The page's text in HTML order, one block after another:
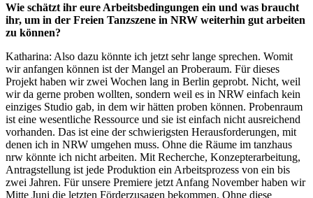
Wie schätzt ihr eure Arbeitsbedingungen ein und was braucht
ihr, um in der Freien Tanzszene in NRW weiterhin gut arbeiten
zu können?
Katharina: Also dazu könnte ich jetzt sehr lange sprechen. Womit
wir anfangen können ist der Mangel an Proberaum. Für dieses
Projekt haben wir zwei Wochen lang in Berlin geprobt. Nicht, weil
wir da gerne proben wollten, sondern weil es in NRW einfach kein
einziges Studio gab, in dem wir hätten proben können. Probenraum
ist eine wesentliche Ressource und sie ist einfach nicht ausreichend
vorhanden. Das ist eine der schwierigsten Herausforderungen, mit
denen ich in NRW umgehen muss. Ohne die Räume im tanzhaus
nrw könnte ich nicht arbeiten. Mit Recherche, Konzepterarbeitung,
Antragstellung ist jede Produktion ein Arbeitsprozess von ein bis
zwei Jahren. Für unsere Premiere jetzt Anfang November haben wir
Mitte Juni die letzten Förderzusagen bekommen. Ohne diese